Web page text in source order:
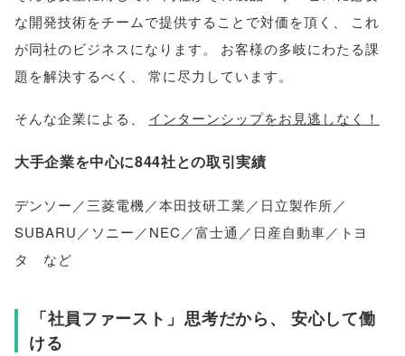
な開発技術をチームで提供することで対価を頂く
これ
が同社のビジネスになります。
お客様の多岐にわたる課
題を解決するべく
常に尽力しています。
そんな企業による インターンシップをお見逃しなく！
大手企業を中心に844社との取引実績
デンソー／三菱電機／本田技研工業／日立製作所／
SUBARU／ソニー／NEC／富士通／日産自動車／トヨ
タ など
「社員ファースト 」 思考だから、
安心して働
ける